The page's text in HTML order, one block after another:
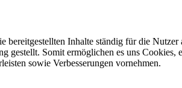
Inhalte ständig für die
Somit ermöglichen es uns Cookies,
sowie Verbesserungen vornehmen.